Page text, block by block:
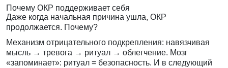
Почему ОКР поддерживает себя
Даже когда начальная причина ушла, ОКР
продолжается. Почему?
Механизм отрицательного подкрепления: навязчивая
мысль → тревога → ритуал → облегчение. Мозг
«запоминает»: ритуал = безопасность. И в следующий